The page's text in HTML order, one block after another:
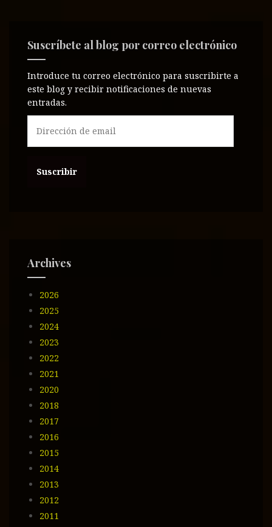
Suscríbete al blog por correo electrónico
Introduce tu correo electrónico para suscribirte a
este blog y recibir notificaciones de nuevas
entradas.
r
e
m
a
i
Archives
2026
2025
2024
2023
2022
2021
2020
2018
2017
2016
2015
2014
2013
2012
2011